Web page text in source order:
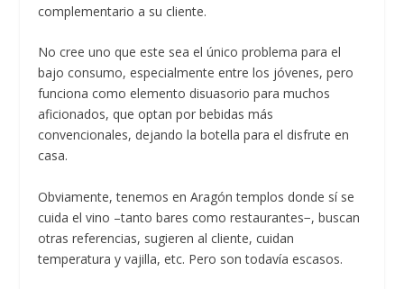
complementario a su cliente.
No cree uno que este sea el único problema para el
bajo consumo, especialmente entre los jóvenes, pero
funciona como elemento disuasorio para muchos
aficionados, que optan por bebidas más
convencionales, dejando la botella para el disfrute en
casa.
Obviamente, tenemos en Aragón templos donde sí se
cuida el vino –tanto bares como restaurantes−, buscan
otras referencias, sugieren al cliente, cuidan
temperatura y vajilla, etc. Pero son todavía escasos.